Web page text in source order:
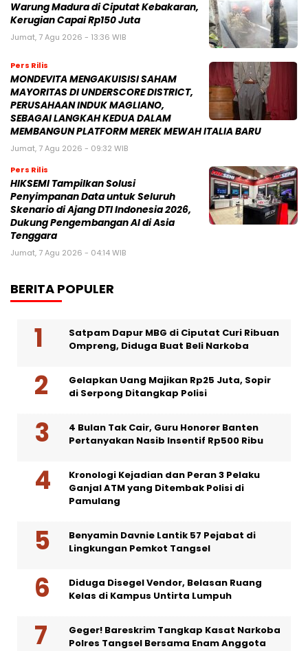
Warung Madura di Ciputat Kebakaran,
Kerugian Capai Rp150 Juta
Jumat, 7 Agu 2026 - 13:36 WIB
Pers Rilis
MONDEVITA MENGAKUISISI SAHAM
MAYORITAS DI UNDERSCORE DISTRICT,
PERUSAHAAN INDUK MAGLIANO,
SEBAGAI LANGKAH KEDUA DALAM
MEMBANGUN PLATFORM MEREK MEWAH ITALIA BARU
Jumat, 7 Agu 2026 - 09:32 WIB
Pers Rilis
HIKSEMI Tampilkan Solusi
Penyimpanan Data untuk Seluruh
Skenario di Ajang DTI Indonesia 2026,
Dukung Pengembangan AI di Asia
Tenggara
Jumat, 7 Agu 2026 - 04:14 WIB
BERITA POPULER
Satpam Dapur MBG di Ciputat Curi Ribuan
Ompreng, Diduga Buat Beli Narkoba
Gelapkan Uang Majikan Rp25 Juta, Sopir
di Serpong Ditangkap Polisi
4 Bulan Tak Cair, Guru Honorer Banten
Pertanyakan Nasib Insentif Rp500 Ribu
Kronologi Kejadian dan Peran 3 Pelaku
Ganjal ATM yang Ditembak Polisi di
Pamulang
Benyamin Davnie Lantik 57 Pejabat di
Lingkungan Pemkot Tangsel
Diduga Disegel Vendor, Belasan Ruang
Kelas di Kampus Untirta Lumpuh
Geger! Bareskrim Tangkap Kasat Narkoba
Polres Tangsel Bersama Enam Anggota